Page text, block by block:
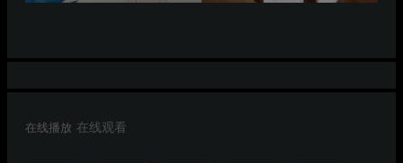
在线播放 在线观看